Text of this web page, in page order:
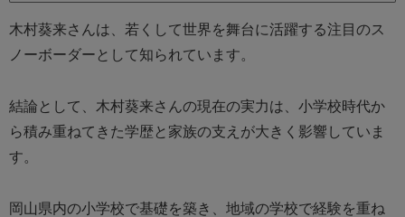
木村葵来さんは、若くして世界を舞台に活躍する注目のス
ノーボーダーとして知られています。
結論として、木村葵来さんの現在の実力は、小学校時代か
ら積み重ねてきた学歴と家族の支えが大きく影響していま
す。
岡山県内の小学校で基礎を築き、地域の学校で経験を重ね